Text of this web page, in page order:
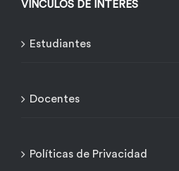
VÍNCULOS DE INTERÉS
Estudiantes
Docentes
Políticas de Privacidad